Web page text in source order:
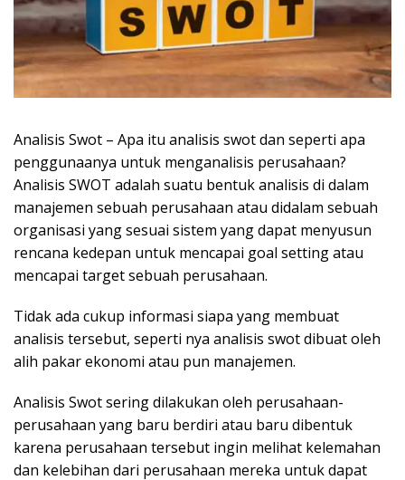
Analisis Swot – Apa itu analisis swot dan seperti apa
penggunaanya untuk menganalisis perusahaan?
Analisis SWOT adalah suatu bentuk analisis di dalam
manajemen sebuah perusahaan atau didalam sebuah
organisasi yang sesuai sistem yang dapat menyusun
rencana kedepan untuk mencapai goal setting atau
mencapai target sebuah perusahaan.
Tidak ada cukup informasi siapa yang membuat
analisis tersebut, seperti nya analisis swot dibuat oleh
alih pakar ekonomi atau pun manajemen.
Analisis Swot sering dilakukan oleh perusahaan-
perusahaan yang baru berdiri atau baru dibentuk
karena perusahaan tersebut ingin melihat kelemahan
dan kelebihan dari perusahaan mereka untuk dapat